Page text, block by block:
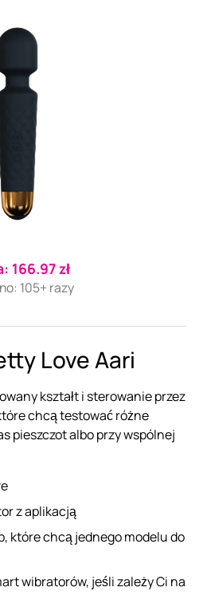
166.97 zł
105+ razy
Love Aari
kształt i sterowanie przez
chcą testować różne
pieszczot albo przy wspólnej
z aplikacją
które chcą jednego modelu do
wibratorów, jeśli zależy Ci na